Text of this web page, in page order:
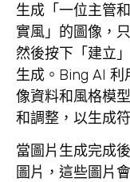
生成「一位主管
實風」的圖像，
然後按下「建立
生成。Bing AI 利
像資料和風格模
和調整，以生成
當圖片生成完成
圖片，這些圖片